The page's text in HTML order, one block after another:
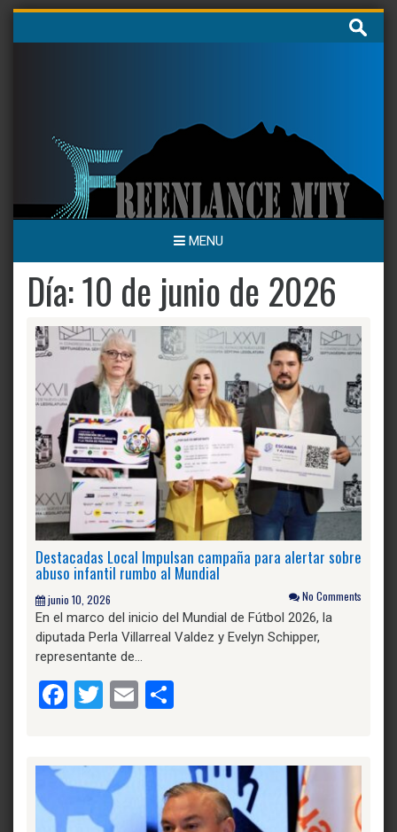
Skip
Buscar:
MENU
Día:10 de junio de 2026
Destacadas Local Impulsan campaña para alertar sobre
abuso infantil rumbo al Mundial
junio 10, 2026 No Comments
En el marco del inicio del Mundial de Fútbol 2026, la
diputada Perla Villarreal Valdez y Evelyn Schipper,
representante de…
Facebook
Twitter
Email